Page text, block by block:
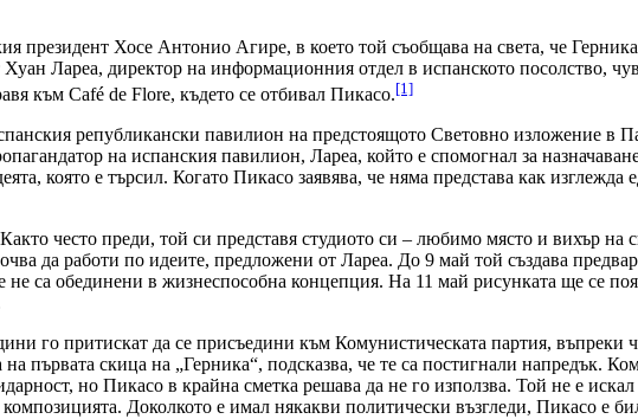
президент Хосе Антонио Агире, в което той съобщава на света, че
Лареа, директор на информационния отдел в испанското посолство,
към Café de Flore, където се отбивал Пикасо.[1]
републикански павилион на предстоящото Световно изложение в
на испанския павилион, Лареа, който е спомогнал за
която е търсил. Когато Пикасо заявява, че няма представа как
често преди, той си представя студиото си – любимо място и вихър на
да работи по идеите, предложени от Лареа. До 9 май той създава
не са обединени в жизнеспособна концепция. На 11 май рисунката ще се
го притискат да се присъедини към Комунистическата партия, въпреки
първата скица на „Герника“, подсказва, че те са постигнали напредък.
но Пикасо в крайна сметка решава да не го използва. Той не е
Доколкото е имал някакви политически възгледи, Пикасо е